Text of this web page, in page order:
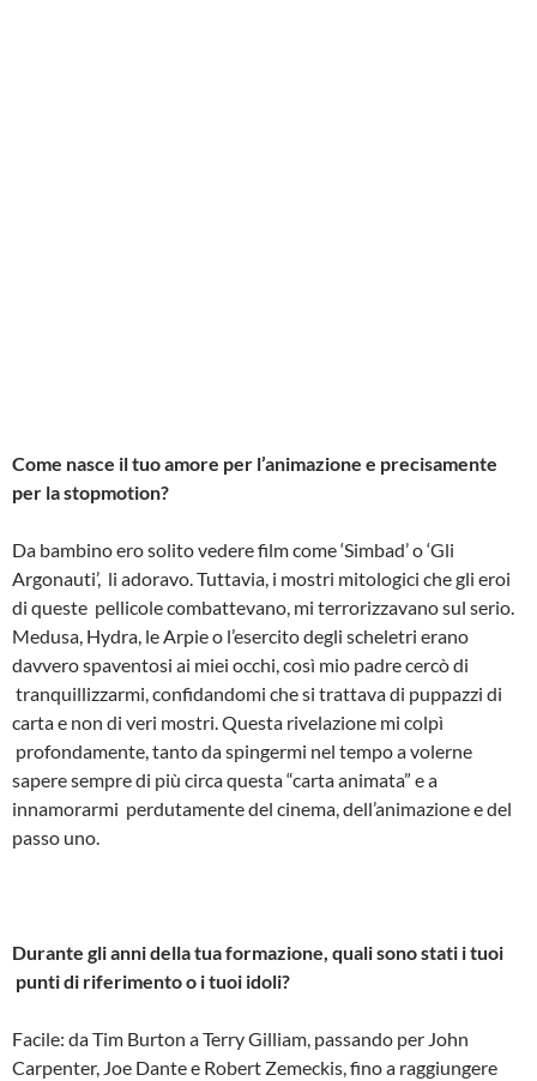
Come nasce il tuo amore per l’animazione e precisamente
per la stop­motion?
Da bambino ero solito vedere film come ‘Simbad’ o ‘Gli
Argonauti’, li adoravo. Tuttavia, i mostri mitologici che gli eroi
di queste pellicole combattevano, mi terrorizzavano sul serio.
Medusa, Hydra, le Arpie o l’esercito degli scheletri erano
davvero spaventosi ai miei occhi, così mio padre cercò di
tranquillizzarmi, confidandomi che si trattava di puppazzi di
carta e non di veri mostri. Questa rivelazione mi colpì
profondamente, tanto da spingermi nel tempo a volerne
sapere sempre di più circa questa “carta animata” e a
innamorarmi perdutamente del cinema, dell’animazione e del
passo uno.
Durante gli anni della tua formazione, quali sono stati i tuoi
punti di riferimento o i tuoi idoli?
Facile: da Tim Burton a Terry Gilliam, passando per John
Carpenter, Joe Dante e Robert Zemeckis, fino a raggiungere